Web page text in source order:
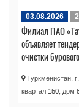
03.08.2026
Филиал ПАО
объявляет
очистки
Туркменистан,
квартал 150, дом